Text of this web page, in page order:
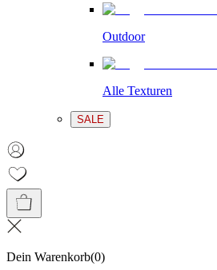
Outdoor
Alle Texturen
SALE
Dein Warenkorb(0)